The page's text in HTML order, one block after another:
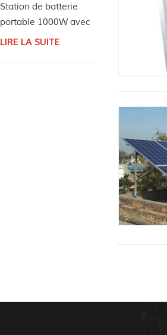
Station de batterie
portable 1000W avec
haut-parleur
LIRE LA SUITE